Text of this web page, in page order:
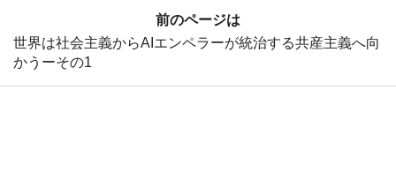
前のページは
世界は社会主義からAIエンペラーが統治する共産主義へ向
かうーその1